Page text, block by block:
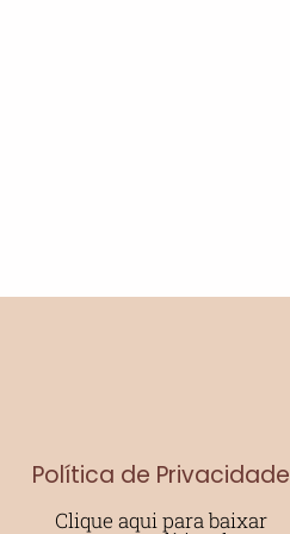
Política de Privacidade
Clique aqui para baixar